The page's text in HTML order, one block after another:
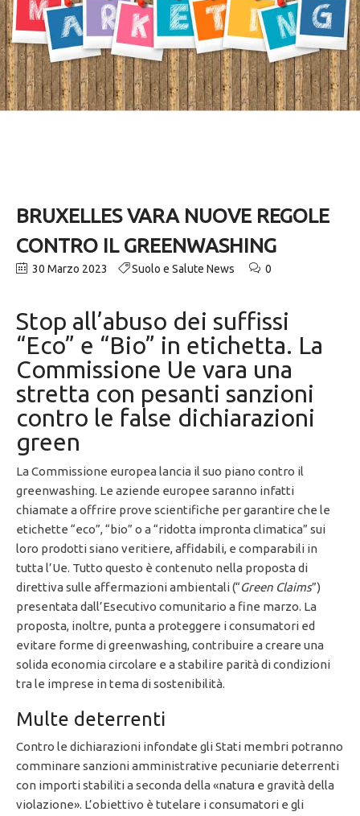
BRUXELLES VARA NUOVE REGOLE
CONTRO IL GREENWASHING
30 Marzo 2023 Suolo e Salute News 0
Stop all’abuso dei suffissi
“Eco” e “Bio” in etichetta. La
Commissione Ue vara una
stretta con pesanti sanzioni
contro le false dichiarazioni
green
La Commissione europea lancia il suo piano contro il
greenwashing. Le aziende europee saranno infatti
chiamate a offrire prove scientifiche per garantire che le
etichette “eco”, “bio” o a “ridotta impronta climatica” sui
loro prodotti siano veritiere, affidabili, e comparabili in
tutta l’Ue. Tutto questo è contenuto nella proposta di
direttiva sulle affermazioni ambientali (“Green Claims”)
presentata dall’Esecutivo comunitario a fine marzo. La
proposta, inoltre, punta a proteggere i consumatori ed
evitare forme di greenwashing, contribuire a creare una
solida economia circolare e a stabilire parità di condizioni
tra le imprese in tema di sostenibilità.
Multe deterrenti
Contro le dichiarazioni infondate gli Stati membri potranno
comminare sanzioni amministrative pecuniarie deterrenti
con importi stabiliti a seconda della «natura e gravità della
violazione». L’obiettivo è tutelare i consumatori e gli